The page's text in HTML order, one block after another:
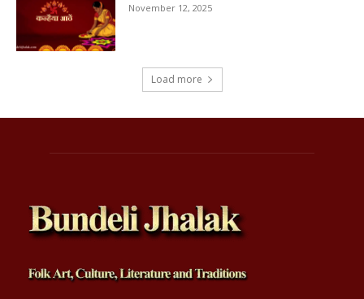
November 12, 2025
Load more